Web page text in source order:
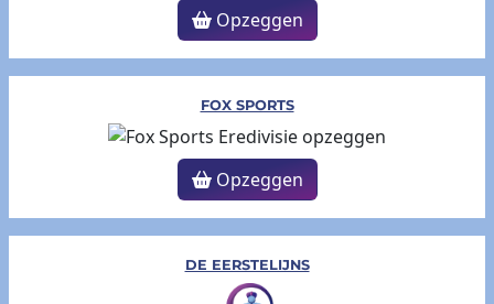
Opzeggen
FOX SPORTS
Opzeggen
DE EERSTELIJNS